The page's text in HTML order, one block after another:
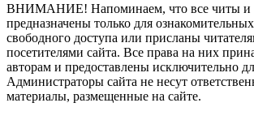
ВНИМАНИЕ! Напоминаем, что все читы и
предназначены только для
свободного доступа или присланы
посетителями сайта. Все права на них
авторам и предоставлены исключительно
Администраторы сайта не несут
материалы, размещенные на сайте.